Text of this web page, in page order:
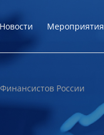
Новости Мероприятия
России